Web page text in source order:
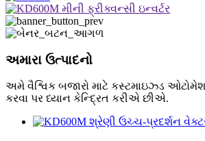
અમારા ઉત્પાદનો
અમે વૈશ્વિક બજારો માટે કસ્ટમાઇઝ્ડ
કરવા પર ધ્યાન કેન્દ્રિત કરીએ છીએ.